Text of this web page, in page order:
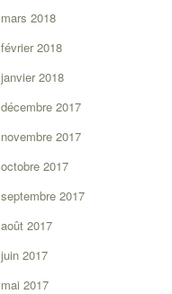
mars 2018
février 2018
janvier 2018
décembre 2017
novembre 2017
octobre 2017
septembre 2017
août 2017
juin 2017
mai 2017